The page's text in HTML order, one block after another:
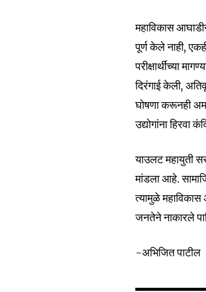
महाविकास
पूर्ण केले नाही,
परीक्षार्थींच्या
दिरंगाई केली,
घोषणा करूनही
उद्योगांना हिरवा
याउलट महायुती
मांडला आहे.
त्यामुळे महाविकास
जनतेने नाकारले
-अभिजित पाटील